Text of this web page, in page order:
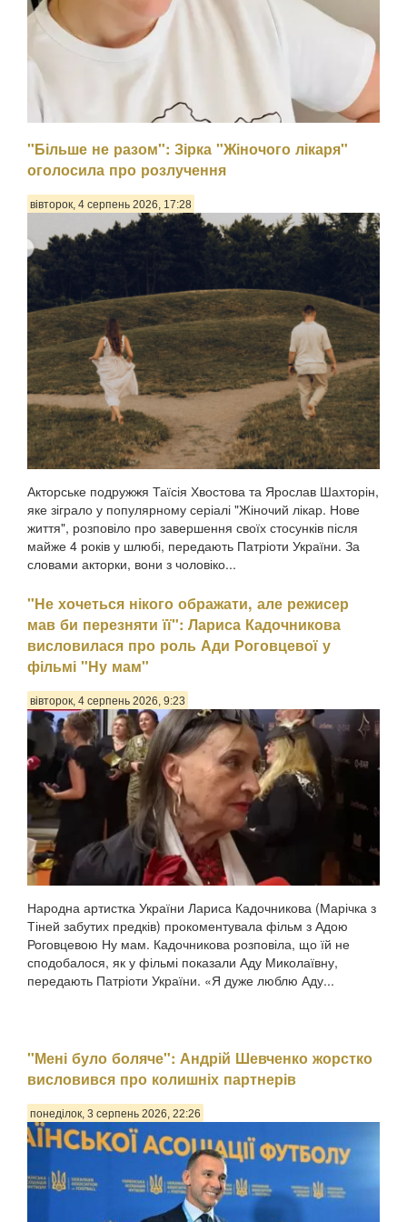
Психологиня Наталія Холоденко зізналася, що в
минулому зраджувала партнера, назвавши це помстою за
пережите у стосунках, а також заявила, що вдавалася до
фізичного насильства щодо чоловікаПро це Холоденко
розповіла в InstaStories, де відповідала на зап...
"Більше не разом": Зірка "Жіночого лікаря"
оголосила про розлучення
вівторок, 4 серпень 2026, 17:28
Акторське подружжя Таїсія Хвостова та Ярослав Шахторін,
яке зіграло у популярному серіалі "Жіночий лікар. Нове
життя", розповіло про завершення своїх стосунків після
майже 4 років у шлюбі, передають Патріоти України. За
словами акторки, вони з чоловіко...
"Не хочеться нікого ображати, але режисер
мав би перезняти її": Лариса Кадочникова
висловилася про роль Ади Роговцевої у
фільмі "Ну мам"
вівторок, 4 серпень 2026, 9:23
Народна артистка України Лариса Кадочникова (Марічка з
Тіней забутих предків) прокоментувала фільм з Адою
Роговцевою Ну мам. Кадочникова розповіла, що їй не
сподобалося, як у фільмі показали Аду Миколаївну,
передають Патріоти України. «Я дуже люблю Аду...
"Мені було боляче": Андрій Шевченко жорстко
висловився про колишніх партнерів
понеділок, 3 серпень 2026, 22:26